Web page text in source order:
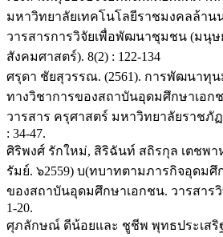
มหาวิทยาลัยเทคโนโลยีราชมงคลล้าน
วารสารการวิจัยเพื่อพัฒนาชุมชน (มนุษ
สังคมศาสตร์). 8(2) : 122-134
ศรุดา ชัยสุวรรณ. (2561). การพัฒนาทุ
ทางวิชาการของสถาบันอุดมศึกษาเอก
วารสาร ครุศาสตร์ มหาวิทยาลัยราชภั
: 34-47.
ศิริพงศ์ รักใหม่, สิริฉันท์ สถิรกุล เตชพ
รัมย์. ๖2559) บ(ทบาทตามภารกิจอุดมศึ
ของสถาบันอุดมศึกษาเอกชน. วารสาร
1-20.
ศุภลักษณ์ ดีน้อยและ ชูชีพ พุทธประเสริฐ